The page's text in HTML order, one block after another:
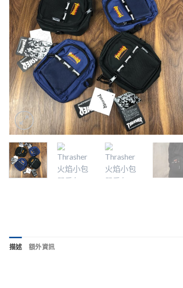
描述 額外資訊